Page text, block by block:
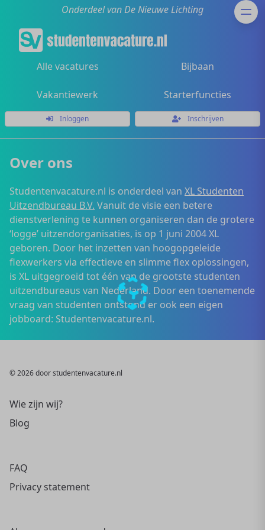
Onderdeel van De Nieuwe Lichting
Alle vacatures Bijbaan
Vakantiewerk Starterfuncties
Inloggen Inschrijven
Over ons
Studentenvacature.nl is onderdeel van XL Studenten
Uitzendbureau B.V. Vanuit de visie een betere
dienstverlening te kunnen organiseren dan de grotere
‘logge’ uitzendorganisaties, is op 1 juni 2004 XL
geboren. Door het inzetten van hoogopgeleide
flexwerkers via effectieve en slimme flex oplossingen,
is XL uitgegroeid tot één van de grootste studenten
uitzendbureaus van Nederland. Door een toenemende
vraag van studenten ontstond er ook een eigen
jobboard: Studentenvacature.nl.
© 2026 door studentenvacature.nl
Wie zijn wij?
Blog
FAQ
Privacy statement